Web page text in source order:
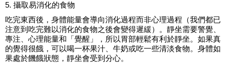
5. 攝取易消化的食物
吃完東西後，身體能量會導向消化過程而非心理過程（我們都已
注意到吃完難以消化的食物之後會變得遲緩）。靜坐需要警覺、
專注、心理能量和「覺醒」，所以胃部輕鬆有利於靜坐。如果真
的覺得很餓，可以喝一杯果汁、牛奶或吃一些清淡食物。身體如
果處於饑餓狀態，靜坐會受到分心。